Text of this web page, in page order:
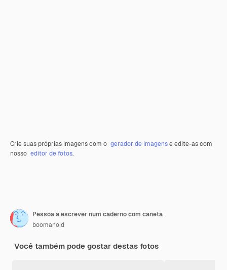
Crie suas próprias imagens com o gerador de imagense edite-as com
nosso editor de fotos.
Pessoa a escrever num caderno com caneta
boomanoid
Você também pode gostar destas fotos